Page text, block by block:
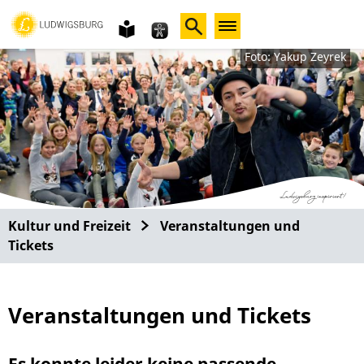
Gebärdensprache
leichte
Sprache Foto: Yakup Zeyrek
Kultur und Freizeit
Veranstaltungen und
Tickets
Veranstaltungen und Tickets